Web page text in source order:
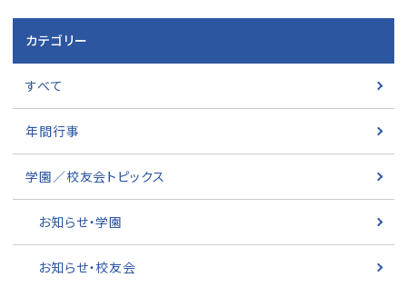
カテゴリー
すべて
年間行事
学園／校友会トピックス
お知らせ・学園
お知らせ・校友会